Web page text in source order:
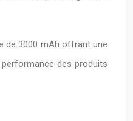
de 3000 mAh offrant une
des produits